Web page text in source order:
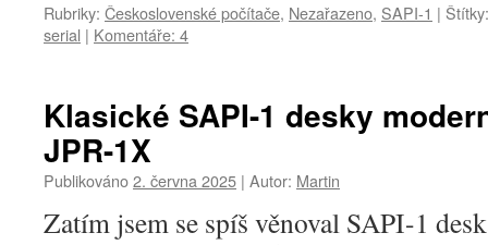
Rubriky: Československé počítače, Nezařazeno, SAPI-1 | Štítky:
serial | Komentáře: 4
Klasické SAPI-1 desky
JPR-1X
Publikováno2. června 2025 | Autor: Martin
Zatím jsem se spíš věnoval SAPI-1